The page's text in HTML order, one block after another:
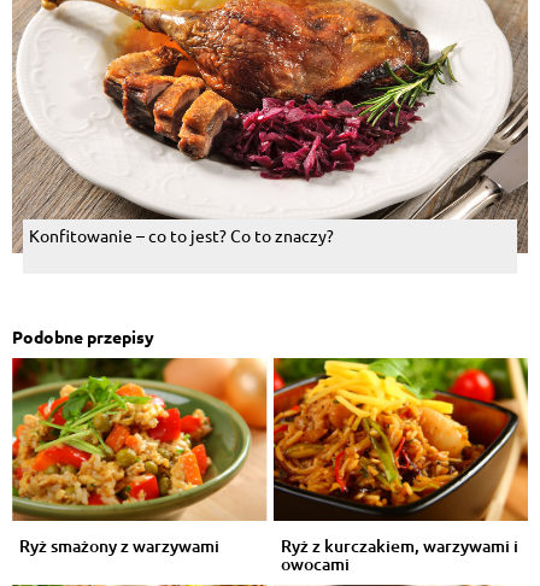
Konfitowanie – co to jest? Co to znaczy?
Podobne przepisy
Ryż smażony z warzywami Ryż z kurczakiem, warzywami i
owocami